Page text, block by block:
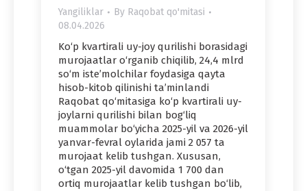
Yangiliklar By Raqobat qo'mitasi
08.04.2026
Ko‘p kvartirali uy-joy qurilishi borasidagi
murojaatlar o‘rganib chiqilib, 24,4 mlrd
so‘m iste’molchilar foydasiga qayta
hisob-kitob qilinishi ta’minlandi
Raqobat qo‘mitasiga ko‘p kvartirali uy-
joylarni qurilishi bilan bog‘liq
muammolar bo‘yicha 2025-yil va 2026-yil
yanvar-fevral oylarida jami 2 057 ta
murojaat kelib tushgan. Xususan,
o‘tgan 2025-yil davomida 1 700 dan
ortiq murojaatlar kelib tushgan bo‘lib,